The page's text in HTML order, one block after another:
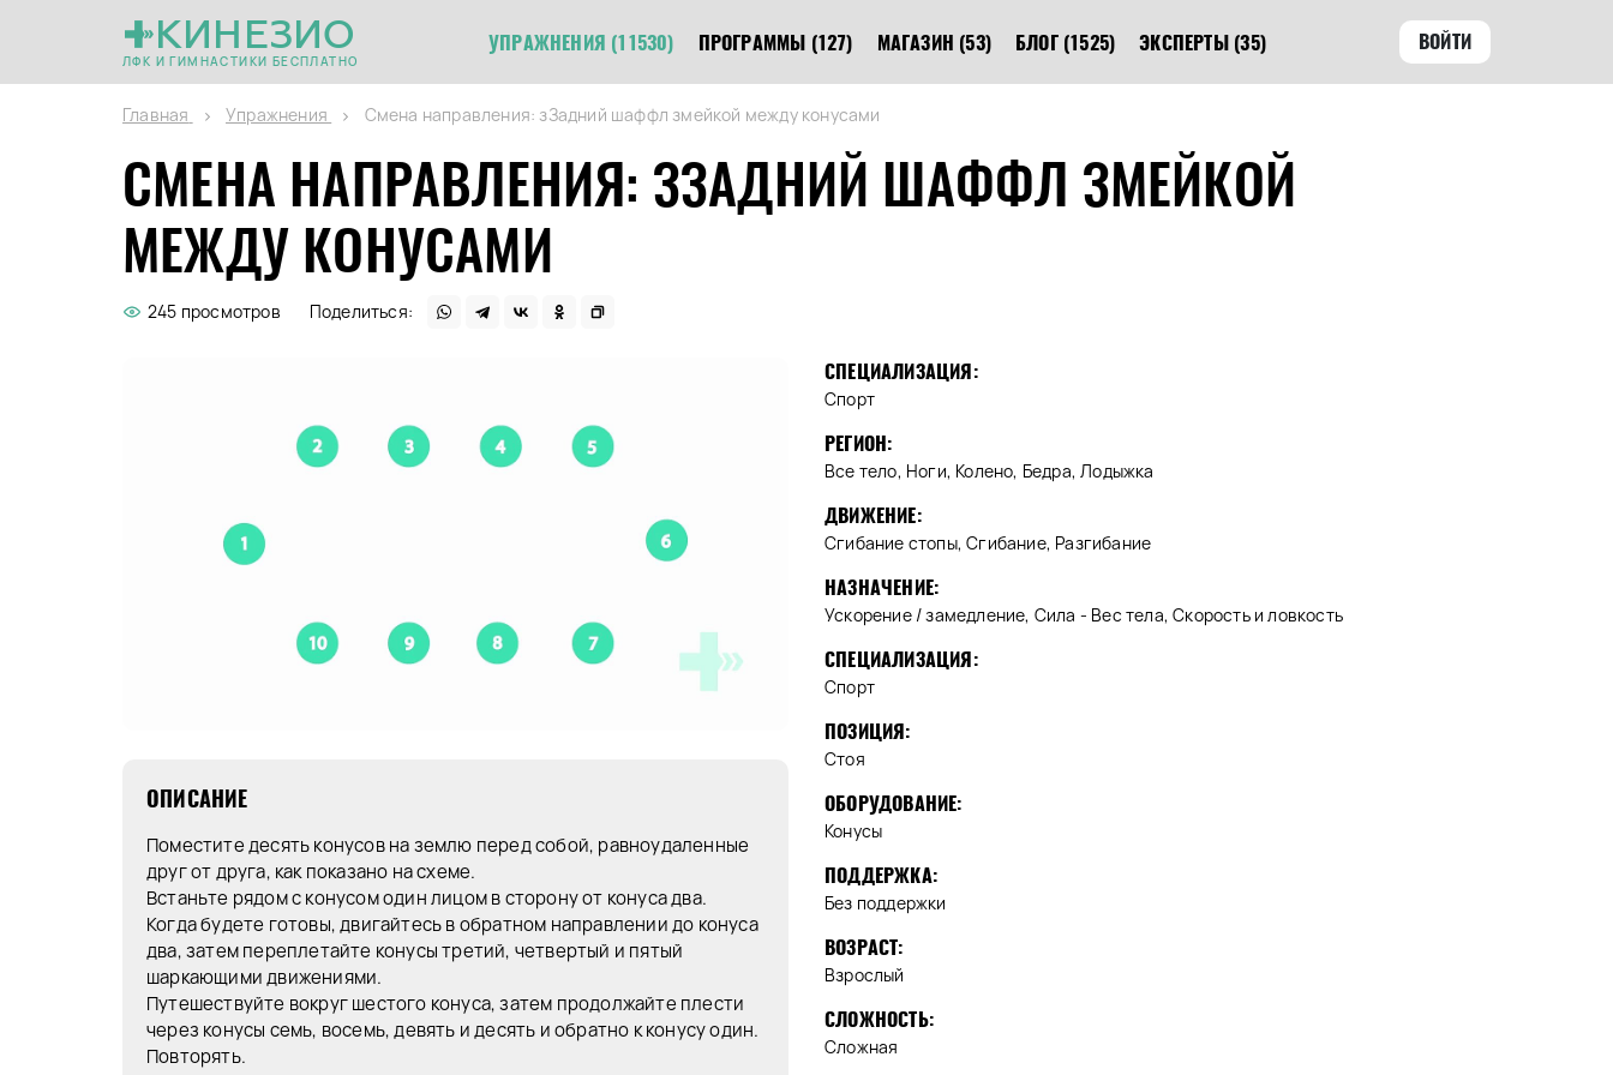
КИНЕЗИО
ЛФК И ГИМНАСТИКИ БЕСПЛАТНО
УПРАЖНЕНИЯ (11530) ПРОГРАММЫ (127) МАГАЗИН (53) БЛОГ (1525) ЭКСПЕРТЫ (35) ВОЙТИ
Главная Упражнения Смена направления: зЗадний шаффл змейкой между конусами
СМЕНА НАПРАВЛЕНИЯ: ЗЗАДНИЙ ШАФФЛ ЗМЕЙКОЙ
МЕЖДУ КОНУСАМИ
245 просмотров Поделиться:
ОПИСАНИЕ
Поместите десять конусов на землю перед собой, равноудаленные
друг от друга, как показано на схеме.
Встаньте рядом с конусом один лицом в сторону от конуса два.
Когда будете готовы, двигайтесь в обратном направлении до конуса
два, затем переплетайте конусы третий, четвертый и пятый
шаркающими движениями.
Путешествуйте вокруг шестого конуса, затем продолжайте плести
через конусы семь, восемь, девять и десять и обратно к конусу один.
Повторять.
СПЕЦИАЛИЗАЦИЯ:
Спорт
РЕГИОН:
Все тело, Ноги, Колено, Бедра, Лодыжка
ДВИЖЕНИЕ:
Сгибание стопы, Сгибание, Разгибание
НАЗНАЧЕНИЕ:
Ускорение / замедление, Сила - Вес тела, Скорость и ловкость
СПЕЦИАЛИЗАЦИЯ:
Спорт
ПОЗИЦИЯ:
Стоя
ОБОРУДОВАНИЕ:
Конусы
ПОДДЕРЖКА:
Без поддержки
ВОЗРАСТ:
Взрослый
СЛОЖНОСТЬ:
Сложная